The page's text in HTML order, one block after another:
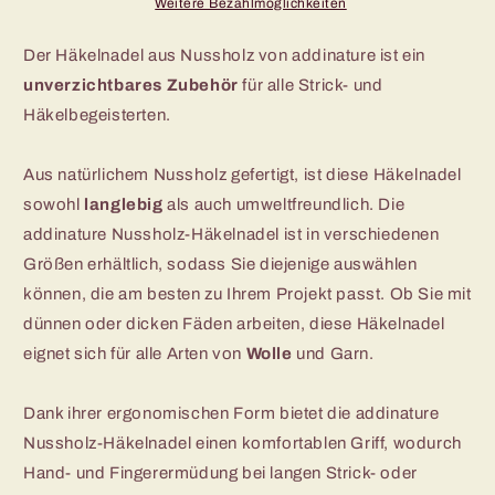
Der Häkelnadel aus Nussholz von addinature ist ein
unverzichtbares Zubehör für alle Strick- und
Häkelbegeisterten.
Aus natürlichem Nussholz gefertigt, ist diese Häkelnadel
sowohl langlebig als auch umweltfreundlich. Die
addinature Nussholz-Häkelnadel ist in verschiedenen
Größen erhältlich, sodass Sie diejenige auswählen
können, die am besten zu Ihrem Projekt passt. Ob Sie mit
dünnen oder dicken Fäden arbeiten, diese Häkelnadel
eignet sich für alle Arten von Wolle und Garn.
Dank ihrer ergonomischen Form bietet die addinature
Nussholz-Häkelnadel einen komfortablen Griff, wodurch
Hand- und Fingerermüdung bei langen Strick- oder